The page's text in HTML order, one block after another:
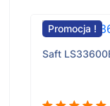
Promocja !
Saft